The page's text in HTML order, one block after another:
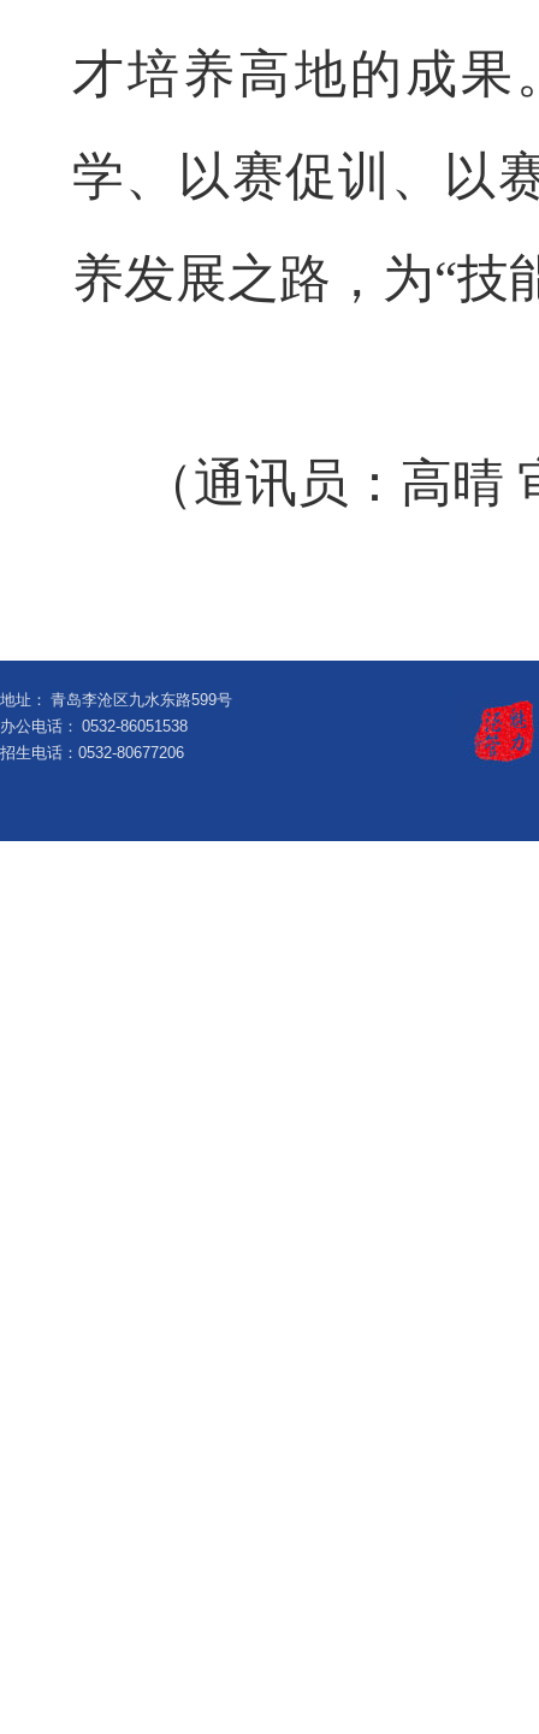
才培养高地的成果
学、以赛促训、以
养发展之路，为“技
（通讯员：高
地址： 青岛李沧区九水东路599号
办公电话： 0532-86051538
招生电话：0532-80677206